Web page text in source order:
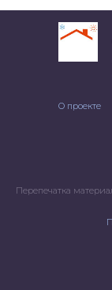
О проекте
Перепечатка